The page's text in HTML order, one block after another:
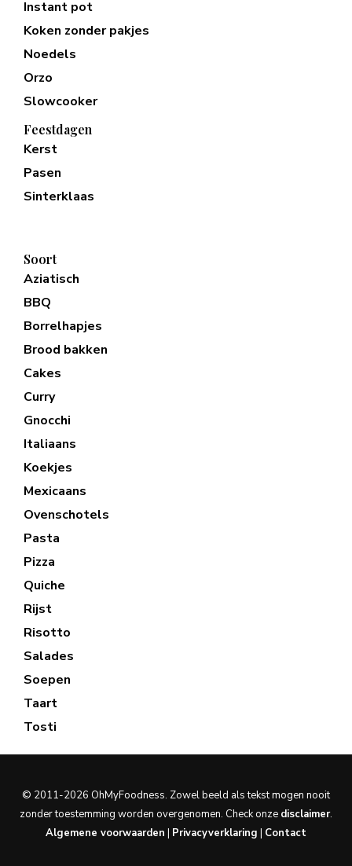
Instant pot
Koken zonder pakjes
Noedels
Orzo
Slowcooker
Feestdagen
Kerst
Pasen
Sinterklaas
Soort
Aziatisch
BBQ
Borrelhapjes
Brood bakken
Cakes
Curry
Gnocchi
Italiaans
Koekjes
Mexicaans
Ovenschotels
Pasta
Pizza
Quiche
Rijst
Risotto
Salades
Soepen
Taart
Tosti
© 2011-2026 OhMyFoodness. Zowel beeld als tekst mogen nooit
zonder toestemming worden overgenomen. Check onze disclaimer.
Algemene voorwaarden | Privacyverklaring | Contact